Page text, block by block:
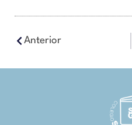
Anterior